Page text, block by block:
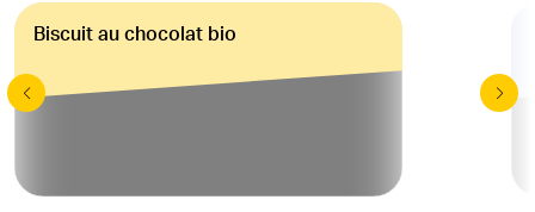
Biscuit au chocolat bio